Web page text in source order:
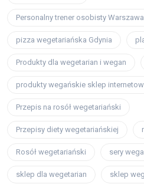
Personalny trener osobisty
pizza wegetariańska Gdynia
Produkty dla wegetarian i wegan
produkty wegańskie sklep
Przepis na rosół wegetariański
Przepisy diety wegetariańskiej
Rosół wegetariański sery
sklep dla wegetarian sklep